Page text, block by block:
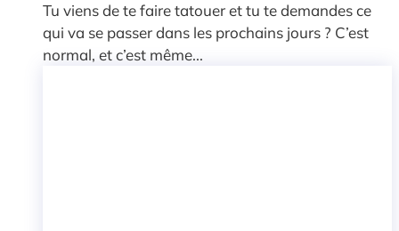
Tu viens de te faire tatouer et tu te demandes ce
qui va se passer dans les prochains jours ? C’est
normal, et c’est même...